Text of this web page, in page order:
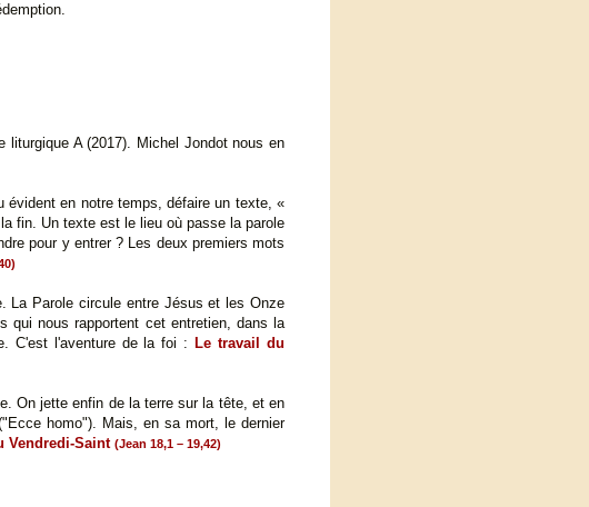
A (2017). Michel Jondot nous en
en notre temps, défaire un texte, «
fin. Un texte est le lieu où passe la parole
pour y entrer ? Les deux premiers mots
La Parole circule entre Jésus et les Onze
nous rapportent cet entretien, dans la
C'est l'aventure de la foi : Le travail du
On jette enfin de la terre sur la tête, et en
homo"). Mais, en sa mort, le dernier
Vendredi-Saint (Jean 18,1 – 19,42)